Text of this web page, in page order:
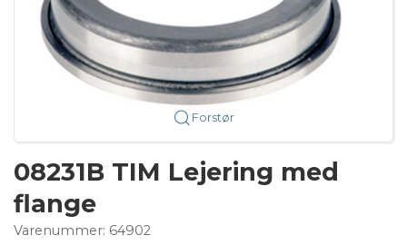
Forstør
08231B TIM Lejering med
flange
Varenummer: 64902